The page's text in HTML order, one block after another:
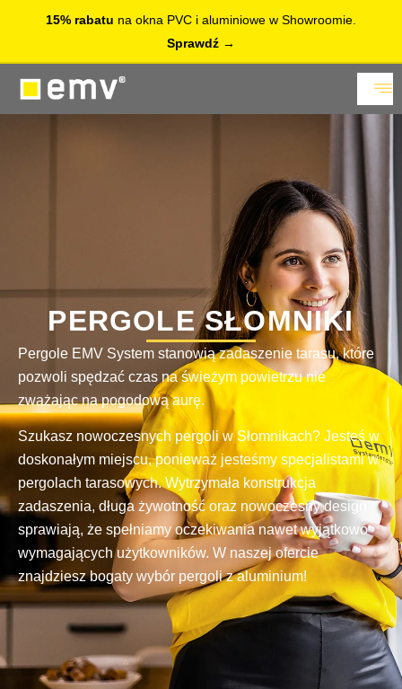
15% rabatu na okna PVC i aluminiowe w Showroomie.
Sprawdź
PERGOLE SŁOMNIKI
Pergole EMV System stanowią zadaszenie tarasu, które
pozwoli spędzać czas na świeżym powietrzu nie
zważając na pogodową aurę.
Szukasz nowoczesnych pergoli w Słomnikach? Jesteś w
doskonałym miejscu, ponieważ jesteśmy specjalistami w
pergolach tarasowych. Wytrzymała konstrukcja
zadaszenia, długa żywotność oraz nowoczesny design
sprawiają, że spełniamy oczekiwania nawet wyjątkowo
wymagających użytkowników. W naszej ofercie
znajdziesz bogaty wybór pergoli z aluminium!